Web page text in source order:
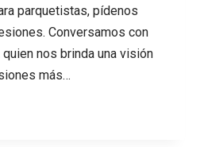
parquetistas, pídenos
Conversamos con
nos brinda una visión
más…